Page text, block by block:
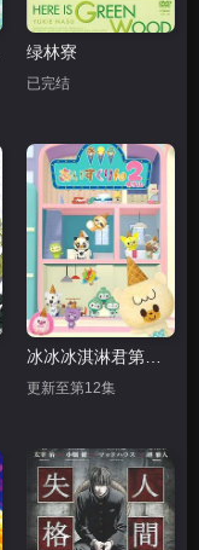
绿林寮
已完结
更新至第12集